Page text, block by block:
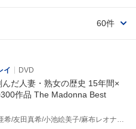
60件
イ
DVD
んだ人妻・熟女の歴史 15年間×
作品 The Madonna Best